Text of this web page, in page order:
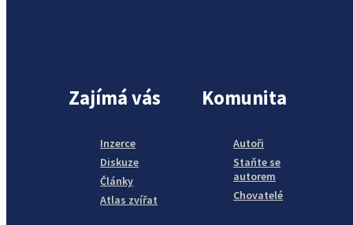
Zajímá vás
Inzerce
Diskuze
Články
Atlas zvířat
Komunita
Autoři
Staňte se
autorem
Chovatelé